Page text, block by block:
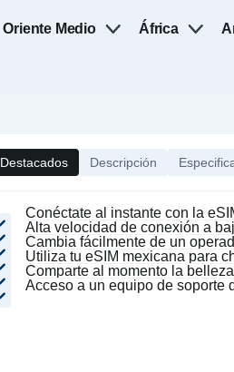
Oriente Medio África
Destacados Descripción
Conéctate al instante con la
Alta velocidad de conexión a
Cambia fácilmente de un
Utiliza tu eSIM mexicana para
Comparte al momento la
Acceso a un equipo de soporte